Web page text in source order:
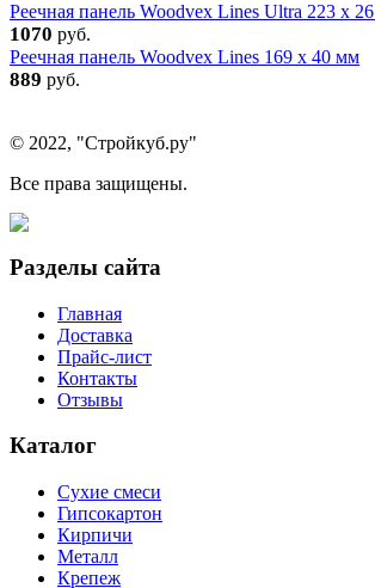
Реечная панель Woodvex Lines Ultra 223 x
1070 руб.
Реечная панель Woodvex Lines 169 x 40 мм
889 руб.
© 2022, "Стройкуб.ру"
Все права защищены.
Разделы сайта
Главная
Доставка
Прайс-лист
Контакты
Отзывы
Каталог
Сухие смеси
Гипсокартон
Кирпичи
Металл
Крепеж